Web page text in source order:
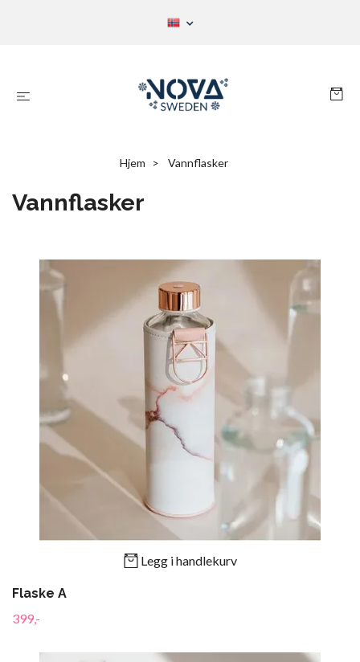
Hjem Vannflasker
Vannflasker
Legg i handlekurv
Flaske A
399,-